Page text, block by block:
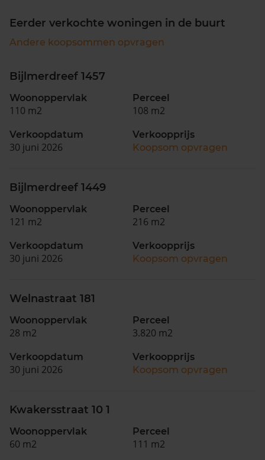
Eerder verkochte woningen in de buurt
Andere koopsommen opvragen
Bijlmerdreef 1457
Woonoppervlak
110 m2
Perceel
108 m2
Verkoopdatum
30 juni 2026
Verkoopprijs
Koopsom opvragen
Bijlmerdreef 1449
Woonoppervlak
121 m2
Perceel
216 m2
Verkoopdatum
30 juni 2026
Verkoopprijs
Koopsom opvragen
Welnastraat 181
Woonoppervlak
28 m2
Perceel
3.820 m2
Verkoopdatum
30 juni 2026
Verkoopprijs
Koopsom opvragen
Kwakersstraat 10 1
Woonoppervlak
60 m2
Perceel
111 m2